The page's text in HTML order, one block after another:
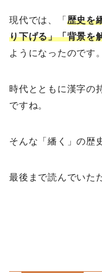
現代では、「歴史を
り下げる」「背景を
ようになったのです。
時代とともに漢字の
ですね。
そんな「繙く」の歴
最後まで読んでいた